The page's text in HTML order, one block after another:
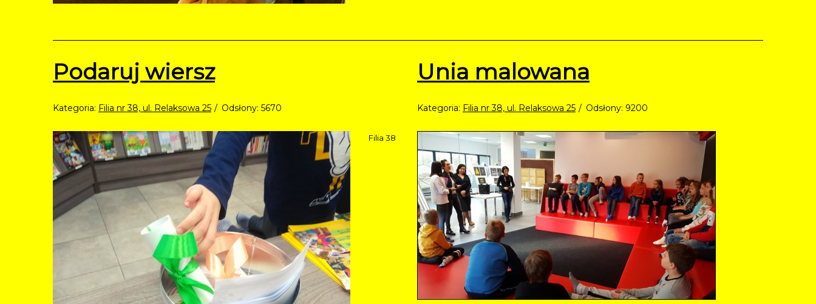
Podaruj wiersz
Kategoria: Filia nr 38, ul. Relaksowa 25 Odsłony: 5670
Filia 38
Unia malowana
Kategoria: Filia nr 38, ul. Relaksowa 25 Odsłony: 9200